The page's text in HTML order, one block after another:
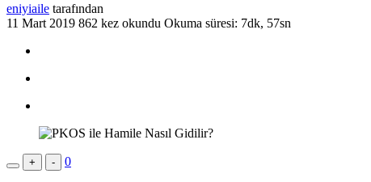
eniyiaile tarafından
11 Mart 2019 862 kez okundu Okuma süresi: 7dk, 57sn
+ - 0